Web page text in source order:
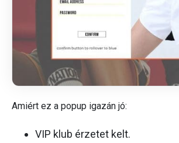
Amiért ez a popup igazán jó:
VIP klub érzetet kelt.